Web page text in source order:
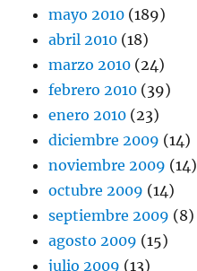
mayo 2010 (189)
abril 2010 (18)
marzo 2010 (24)
febrero 2010 (39)
enero 2010 (23)
diciembre 2009 (14)
noviembre 2009 (14)
octubre 2009 (14)
septiembre 2009 (8)
agosto 2009 (15)
julio 2009 (13)